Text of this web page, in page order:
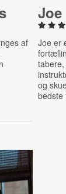
af
Joe
Joe er
og
bedste